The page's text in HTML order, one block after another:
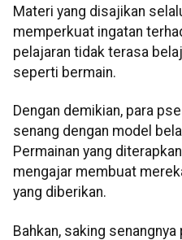
Materi yang disajikan
memperkuat ingatan
pelajaran tidak terasa
seperti bermain.
Dengan demikian, para
senang dengan model
Permainan yang
mengajar membuat
yang diberikan.
Bahkan, saking